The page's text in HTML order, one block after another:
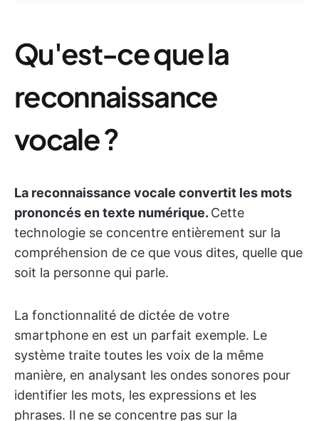
Qu'est-ce que la
reconnaissance
vocale ?
La reconnaissance vocale convertit les mots
prononcés en texte numérique. Cette
technologie se concentre entièrement sur la
compréhension de ce que vous dites, quelle que
soit la personne qui parle.
La fonctionnalité de dictée de votre
smartphone en est un parfait exemple. Le
système traite toutes les voix de la même
manière, en analysant les ondes sonores pour
identifier les mots, les expressions et les
phrases. Il ne se concentre pas sur la